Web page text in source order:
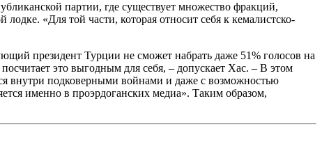
партии, где существует множество фракций,
«Для той части, которая относит себя к кемалистско-
президент Турции не сможет набрать даже 51% голосов на
это выгодным для себя, – допускает Хас. – В этом
внутри подковерными войнами и даже с возможностью
именно в проэрдоганских медиа». Таким образом,